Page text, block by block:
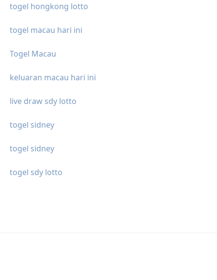
togel hongkong lotto
togel macau hari ini
Togel Macau
keluaran macau hari ini
live draw sdy lotto
togel sidney
togel sidney
togel sdy lotto